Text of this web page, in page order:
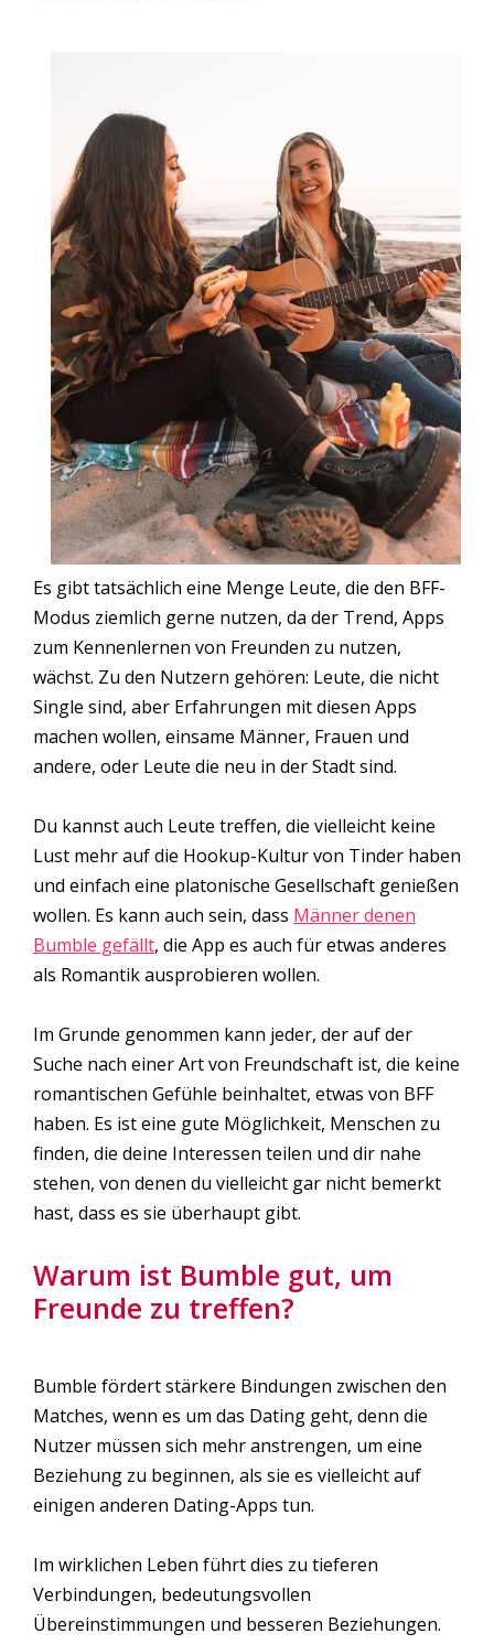
Es gibt tatsächlich eine Menge Leute, die den BFF-
Modus ziemlich gerne nutzen, da der Trend, Apps
zum Kennenlernen von Freunden zu nutzen,
wächst. Zu den Nutzern gehören: Leute, die nicht
Single sind, aber Erfahrungen mit diesen Apps
machen wollen, einsame Männer, Frauen und
andere, oder Leute die neu in der Stadt sind.
Du kannst auch Leute treffen, die vielleicht keine
Lust mehr auf die Hookup-Kultur von Tinder haben
und einfach eine platonische Gesellschaft genießen
wollen. Es kann auch sein, dass Männer denen
Bumble gefällt, die App es auch für etwas anderes
als Romantik ausprobieren wollen.
Im Grunde genommen kann jeder, der auf der
Suche nach einer Art von Freundschaft ist, die keine
romantischen Gefühle beinhaltet, etwas von BFF
haben. Es ist eine gute Möglichkeit, Menschen zu
finden, die deine Interessen teilen und dir nahe
stehen, von denen du vielleicht gar nicht bemerkt
hast, dass es sie überhaupt gibt.
Warum ist Bumble gut, um
Freunde zu treffen?
Bumble fördert stärkere Bindungen zwischen den
Matches, wenn es um das Dating geht, denn die
Nutzer müssen sich mehr anstrengen, um eine
Beziehung zu beginnen, als sie es vielleicht auf
einigen anderen Dating-Apps tun.
Im wirklichen Leben führt dies zu tieferen
Verbindungen, bedeutungsvollen
Übereinstimmungen und besseren Beziehungen.